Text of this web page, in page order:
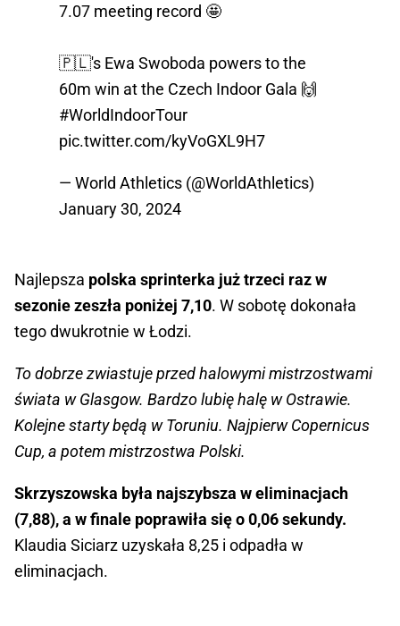
7.07 meeting record 🤩
🇵🇱's Ewa Swoboda powers to the
60m win at the Czech Indoor Gala 🙌
#WorldIndoorTour
pic.twitter.com/kyVoGXL9H7
— World Athletics (@WorldAthletics)
January 30, 2024
Najlepsza polska sprinterka już trzeci raz w
sezonie zeszła poniżej 7,10. W sobotę dokonała
tego dwukrotnie w Łodzi.
To dobrze zwiastuje przed halowymi mistrzostwami
świata w Glasgow. Bardzo lubię halę w Ostrawie.
Kolejne starty będą w Toruniu. Najpierw Copernicus
Cup, a potem mistrzostwa Polski.
Skrzyszowska była najszybsza w eliminacjach
(7,88), a w finale poprawiła się o 0,06 sekundy.
Klaudia Siciarz uzyskała 8,25 i odpadła w
eliminacjach.